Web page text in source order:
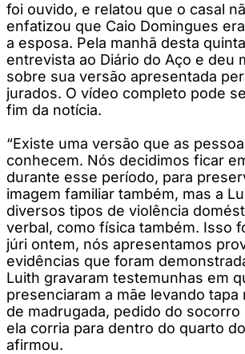
foi ouvido, e relatou que o casal
enfatizou que Caio Domingues
a esposa. Pela manhã desta
entrevista ao Diário do Aço e deu
sobre sua versão apresentada
jurados. O vídeo completo pode
fim da notícia.
“Existe uma versão que as
conhecem. Nós decidimos ficar
durante esse período, para
imagem familiar também, mas a
diversos tipos de violência
verbal, como física também. Isso
júri ontem, nós apresentamos
evidências que foram
Luith gravaram testemunhas em
presenciaram a mãe levando tapa
de madrugada, pedido do socorro
ela corria para dentro do quarto
afirmou.